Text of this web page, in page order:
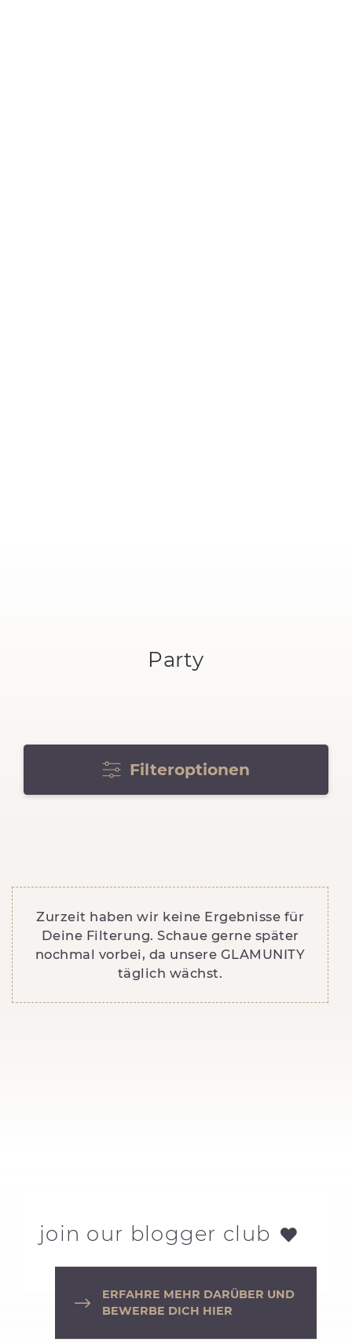
Party
Filteroptionen
Zurzeit haben wir keine Ergebnisse für
Deine Filterung. Schaue gerne später
nochmal vorbei, da unsere GLAMUNITY
täglich wächst.
join our blogger club
ERFAHRE MEHR DARÜBER UND
BEWERBE DICH HIER